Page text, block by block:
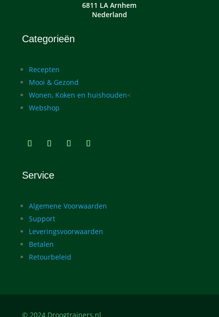
6811 LA Arnhem
Nederland
Categorieën
Recepten
Mooi & Gezond
Wonen, Koken en huishouden<
Webshop
Service
Algemene Voorwaarden
Support
Leveringsvoorwaarden
Betalen
Retourbeleid
© 2024 Droogtrainers.nl